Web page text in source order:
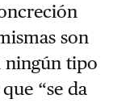
son
ningún tipo
“se da